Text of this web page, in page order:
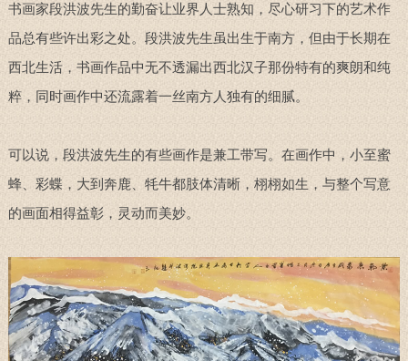
书画家段洪波先生的勤奋让业界人士熟知，尽心研习下的艺术作
品总有些许出彩之处。段洪波先生虽出生于南方，但由于长期在
西北生活，书画作品中无不透漏出西北汉子那份特有的爽朗和纯
粹，同时画作中还流露着一丝南方人独有的细腻。
可以说， 段洪波先生的有些画作是兼工带写。在画作中，小至蜜
蜂、彩蝶，大到奔鹿、牦牛都肢体清晰，栩栩如生，与整个写意
的画面相得益彰，灵动而美妙。